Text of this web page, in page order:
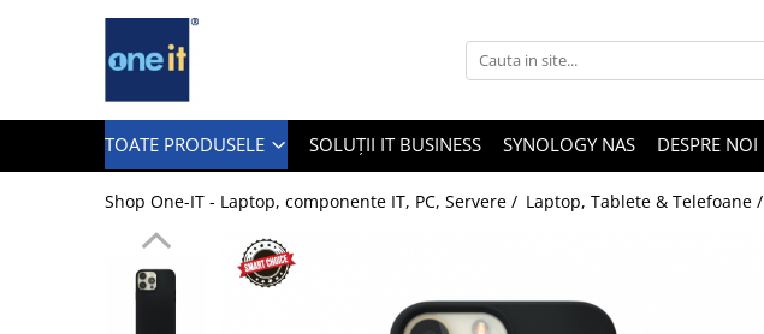
Toate Produsele
Laptop / Notebook
Notebook Consumer
TOATE PRODUSELE SOLUȚII IT BUSINESS SYNOLOGY NAS DESPRE NOI
Shop One-IT - Laptop, componente IT, PC, Servere / Laptop, Tablete & Telefoane /